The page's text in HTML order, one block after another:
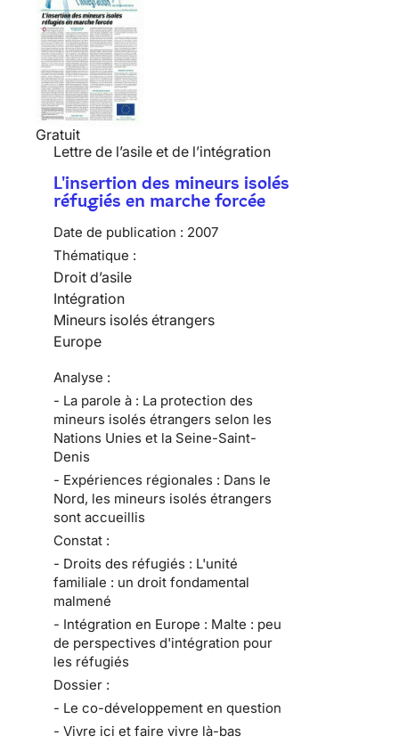
Gratuit
Lettre de l’asile et de l’intégration
L'insertion des mineurs isolés
réfugiés en marche forcée
Date de publication : 2007
Thématique :
Droit d’asile
Intégration
Mineurs isolés étrangers
Europe
Analyse :
- La parole à : La protection des
mineurs isolés étrangers selon les
Nations Unies et la Seine-Saint-
Denis
- Expériences régionales : Dans le
Nord, les mineurs isolés étrangers
sont accueillis
Constat :
- Droits des réfugiés : L'unité
familiale : un droit fondamental
malmené
- Intégration en Europe : Malte : peu
de perspectives d'intégration pour
les réfugiés
Dossier :
- Le co-développement en question
- Vivre ici et faire vivre là-bas